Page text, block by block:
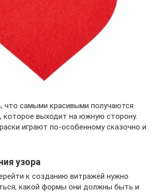
что самыми красивыми получаются
которое выходит на южную сторону.
играют по-особенному сказочно и
узора
к созданию витражей нужно
какой формы они должны быть и